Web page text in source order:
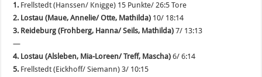
1. Frellstedt (Hanssen/ Knigge) 15 Punkte/ 26:5 Tore
2. Lostau (Maue, Annelie/ Otte, Mathilda) 10/ 18:14
3. Reideburg (Frohberg, Hanna/ Seils, Mathilda) 7/ 13:13
—
4. Lostau (Alsleben, Mia-Loreen/ Treff, Mascha) 6/ 6:14
5. Frellstedt (Eickhoff/ Siemann) 3/ 10:15